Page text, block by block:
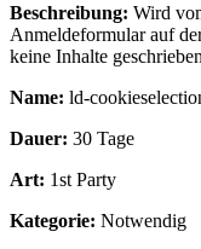
Beschreibung: Wird
Anmeldeformular auf
keine Inhalte
Name: ld-
Dauer: 30 Tage
Art: 1st Party
Kategorie: Notwendig